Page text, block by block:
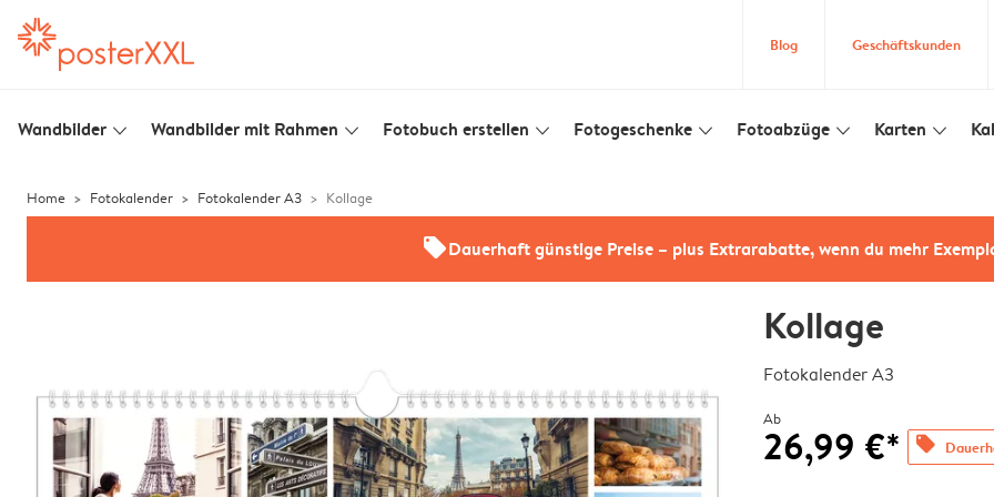
Blog Geschäftskunden
Wandbilder slim_arrow_down Wandbilder mit Rahmen slim_arrow_down Fotobuch erstellen slim_arrow_down Fotogeschenke slim_arrow_down Fotoabzüge slim_arrow_down Karten slim_arrow_down
Home Fotokalender Fotokalender A3 Kollage
offersDauerhaft günstige Preise – plus Extrarabatte, wenn du mehr
Kollage
Fotokalender A3
Ab
26,99 €* offers